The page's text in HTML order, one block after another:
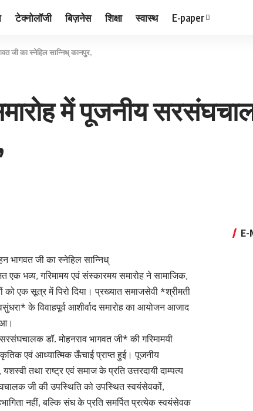
टेक्नोलॉजी बिज़नेस शिक्षा स्वास्थ E-paper
जी का स्नेहिल सान्निध् कानपुर,
में पूजनीय
भागवत जी का स्नेहिल सान्निध्
एक भव्य, गरिमामय एवं संस्कारमय समारोह ने सामाजिक,
एक सूत्र में पिरो दिया। प्रख्यात समाजसेवी *श्रीमती
के विवाहपूर्व आशीर्वाद समारोह का आयोजन आजाद
डॉ. मोहनराव भागवत जी* की गरिमामयी
एवं आध्यात्मिक ऊँचाई प्राप्त हुई। पूजनीय
तथा राष्ट्र एवं समाज के प्रति उत्तरदायी दाम्पत्य
जी की उपस्थिति को उपस्थित स्वयंसेवकों,
नहीं, बल्कि संघ के प्रति समर्पित प्रत्येक स्वयंसेवक
E-